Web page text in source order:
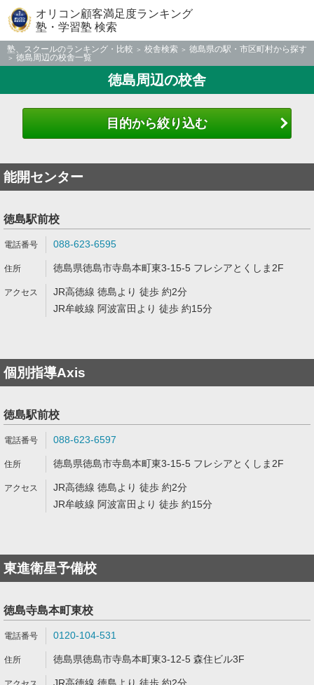
オリコン顧客満足度ランキング
塾・学習塾 検索
塾、スクールのランキング・比較 校舎検索
徳島県の駅・市区町村から探す
徳島周辺の校舎一覧
徳島周辺の校舎
目的から絞り込む
能開センター
徳島駅前校
088-623-6595
徳島県徳島市寺島本町東3-15-5 フレシアとくしま2F
JR高徳線 徳島より 徒歩 約2分
JR牟岐線 阿波富田より 徒歩 約15分
個別指導Axis
徳島駅前校
088-623-6597
徳島県徳島市寺島本町東3-15-5 フレシアとくしま2F
JR高徳線 徳島より 徒歩 約2分
JR牟岐線 阿波富田より 徒歩 約15分
東進衛星予備校
徳島寺島本町東校
0120-104-531
徳島県徳島市寺島本町東3-12-5 森住ビル3F